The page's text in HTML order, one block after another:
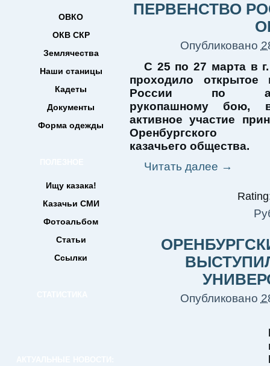
ОВКО
ОКВ СКР
Землячества
Наши станицы
Кадеты
Документы
Форма одежды
Ищу казака!
Казачьи СМИ
Фотоальбом
Статьи
Ссылки
ПЕРВЕНСТВО
Опубликовано
С 25 по 27 марта в
проходило открытое
России по
рукопашному бою,
активное участие
Оренбургского
казачьего общества.
Читать далее →
Опубликовано